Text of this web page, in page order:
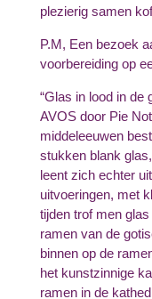
plezierig samen
P.M, Een bezoek
voorbereiding op
“Glas in lood in de
AVOS door Pie
middeleeuwen
stukken blank
leent zich echter
uitvoeringen, met
tijden trof men
ramen van de
binnen op de
het kunstzinnige
ramen in de